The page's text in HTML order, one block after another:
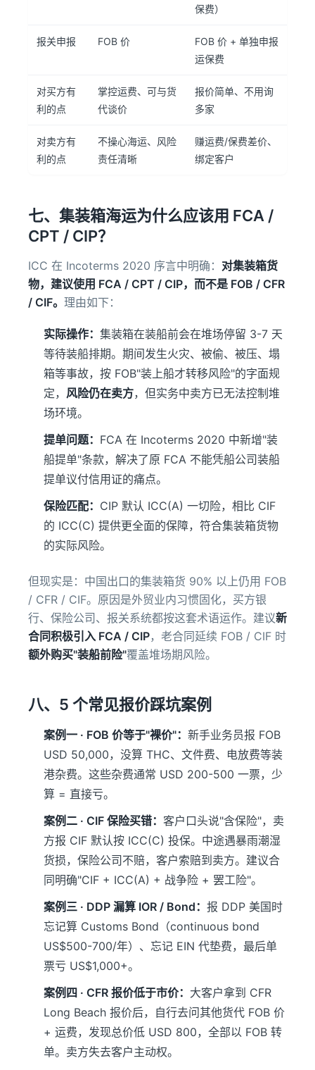
保费）
报关申报 FOB 价
FOB 价 + 单独申报
运保费
对买方有
利的点
掌控运费、可与货
代谈价
报价简单、不用询
多家
对卖方有
利的点
不操心海运、风险
责任清晰
赚运费/保费差价、
绑定客户
七、集装箱海运为什么应该用 FCA /
CPT / CIP？
ICC 在 Incoterms 2020 序言中明确： 对集装箱货
物，建议使用 FCA / CPT / CIP，而不是 FOB / CFR
/ CIF。 理由如下：
实际操作： 集装箱在装船前会在堆场停留 3-7 天
等待装船排期。期间发生火灾、被偷、被压、塌
箱等事故，按 FOB"装上船才转移风险"的字面规
定， 风险仍在卖方，但实务中卖方已无法控制堆
场环境。
提单问题： FCA 在 Incoterms 2020 中新增"装
船提单"条款，解决了原 FCA 不能凭船公司装船
提单议付信用证的痛点。
保险匹配： CIP 默认 ICC(A) 一切险，相比 CIF
的 ICC(C) 提供更全面的保障，符合集装箱货物
的实际风险。
但现实是：中国出口的集装箱货 90% 以上仍用 FOB
/ CFR / CIF。原因是外贸业内习惯固化，买方银
行、保险公司、报关系统都按这套术语运作。建议新
合同积极引入 FCA / CIP，老合同延续 FOB / CIF 时
额外购买"装船前险"覆盖堆场期风险。
八、5 个常见报价踩坑案例
案例一 · FOB 价等于"裸价"： 新手业务员报 FOB
USD 50,000，没算 THC、文件费、电放费等装
港杂费。这些杂费通常 USD 200-500 一票，少
算 = 直接亏。
案例二 · CIF 保险买错： 客户口头说"含保险"，卖
方报 CIF 默认按 ICC(C) 投保。中途遇暴雨潮湿
货损，保险公司不赔，客户索赔到卖方。建议合
同明确"CIF + ICC(A) + 战争险 + 罢工险"。
案例三 · DDP 漏算 IOR / Bond： 报 DDP 美国时
忘记算 Customs Bond（continuous bond
US$500-700/年）、忘记 EIN 代垫费，最后单
票亏 US$1,000+。
案例四 · CFR 报价低于市价： 大客户拿到 CFR
Long Beach 报价后，自行去问其他货代 FOB 价
+ 运费，发现总价低 USD 800，全部以 FOB 转
单。卖方失去客户主动权。